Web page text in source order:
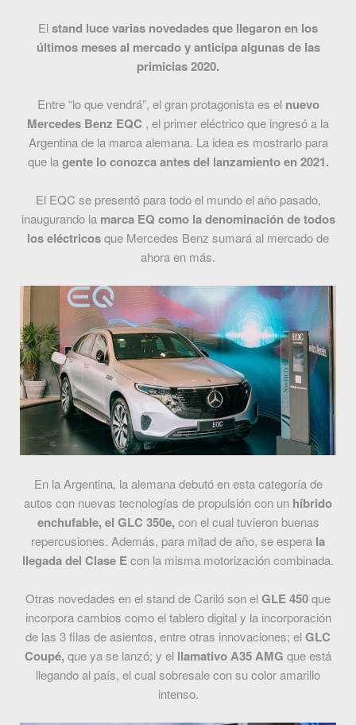
Elstand luce varias novedades que llegaron en los
últimos meses al mercado y anticipa algunas de las
primicias 2020.
Entre “lo que vendrá”, el gran protagonista es elnuevo
Mercedes Benz EQC , el primer eléctrico que ingresó a la
Argentina de la marca alemana. La idea es mostrarlo para
que lagente lo conozca antes del lanzamiento en 2021.
El EQC se presentó para todo el mundo el año pasado,
inaugurando la marca EQ como la denominación de todos
los eléctricosque Mercedes Benz sumará al mercado de
ahora en más.
En la Argentina, la alemana debutó en esta categoría de
autos con nuevas tecnologías de propulsión con un híbrido
enchufable, el GLC 350e, con el cual tuvieron buenas
repercusiones. Además, para mitad de año, se espera la
llegada del Clase Econ la misma motorización combinada.
Otras novedades en el stand de Cariló son elGLE 450que
incorpora cambios como el tablero digital y la incorporación
de las 3 filas de asientos, entre otras innovaciones; elGLC
Coupé, que ya se lanzó; y el llamativo A35 AMG que está
llegando al país, el cual sobresale con su color amarillo
intenso.